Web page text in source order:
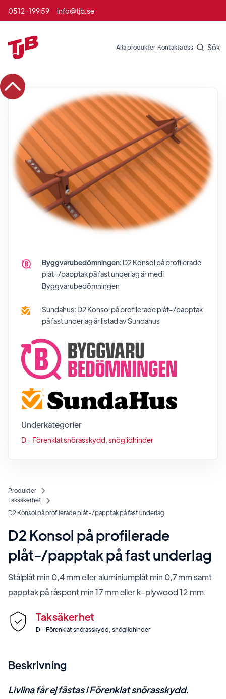
0512-199 59 info@tjb.se
Alla produkter Kontakta oss Sök
Produkter
Taksäkerhet
D2 Konsol på profilerade plåt-/papptak på fast underlag
D2 Konsol på profilerade
plåt-/papptak på fast underlag
Stålplåt min 0,4 mm eller aluminiumplåt min 0,7 mm samt
papptak på råspont min 17 mm eller k-plywood 12 mm.
Taksäkerhet
D - Förenklat snörasskydd, snöglidhinder
Beskrivning
Livlina får ej fästas i Förenklat snörasskydd.
Byggvarubedömningen: D2 Konsol på profilerade
plåt-/papptak på fast underlagär med i
Byggvarubedömningen
Sundahus: D2 Konsol på profilerade plåt-/papptak
på fast underlagär listad av Sundahus
Underkategorier
D - Förenklat snörasskydd, snöglidhinder